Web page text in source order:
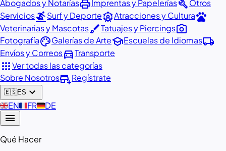
Abogados y NotaríasprintImprentas y PapeleríasbuildOtros
ServiciossurfingSurf y DeporteattractionsAtracciones y Culturapets
Veterinarias y MascotasbrushTatuajes y Piercingsphoto_camera
FotografíapaletteGalerías de ArteschoolEscuelas de Idiomaslocal_shipping
Envíos y Correosdirections_carTransporte
appsVer todas las categorías
Sobre Nosotrosadd_businessRegístrate
🇪🇸ES expand_more
🇬🇧EN🇫🇷FR🇩🇪DE
menu
Qué Hacer